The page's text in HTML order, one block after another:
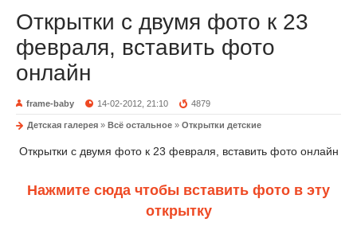
Открытки с двумя фото к 23
февраля, вставить фото
онлайн
frame-baby 14-02-2012, 21:10 4879
Детская галерея » Всё остальное » Открытки детские
Открытки с двумя фото к 23 февраля, вставить фото онлайн
Нажмите сюда чтобы вставить фото в эту
открытку